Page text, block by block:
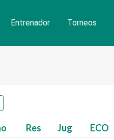
Entrenador Torneos
Res Jug ECO